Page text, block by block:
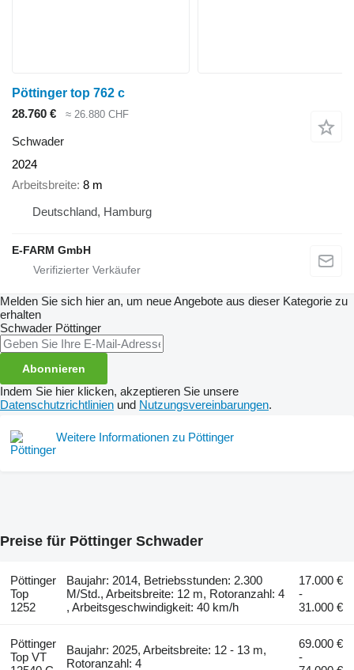
Pöttinger top 762 c
28.760 €
≈ 26.880 CHF
Schwader
2024
Arbeitsbreite 8 m
Deutschland, Hamburg
E-FARM GmbH
Melden Sie sich hier an, um neue Angebote aus dieser Kategorie zu
erhalten
Schwader Pöttinger
Abonnieren
Indem Sie hier klicken, akzeptieren Sie unsere
Datenschutzrichtlinien und Nutzungsvereinbarungen.
Weitere Informationen zu Pöttinger
Preise für Pöttinger Schwader
Pöttinger
Top
1252
Baujahr: 2014, Betriebsstunden: 2.300
M/Std., Arbeitsbreite: 12 m, Rotoranzahl: 4
, Arbeitsgeschwindigkeit: 40 km/h
17.000 €
-
31.000 €
Pöttinger
Top VT
Baujahr: 2025, Arbeitsbreite: 12 - 13 m,
Rotoranzahl: 4
69.000 €
-